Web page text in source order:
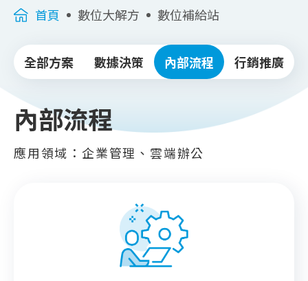
首頁 數位大解方 數位補給站
全部方案 數據決策 內部流程 行銷推廣
內部流程
應用領域：企業管理、雲端辦公